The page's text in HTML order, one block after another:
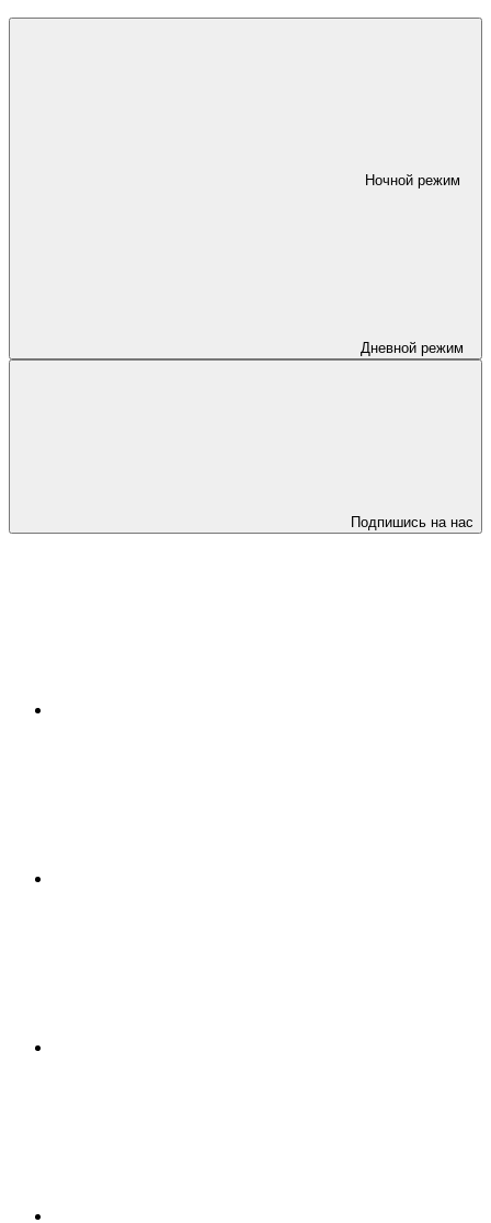
Ночной режим
Дневной режим
Подпишись на нас